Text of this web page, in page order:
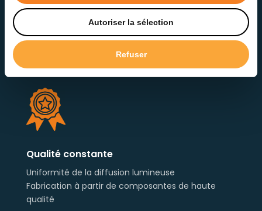
Autoriser la sélection
Refuser
Anti-scintillement
Qualité constante
Uniformité de la diffusion lumineuse
Fabrication à partir de composantes de haute
qualité